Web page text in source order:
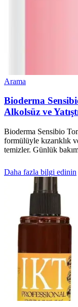
Arama
Bioderma
Alkolsüz ve
Bioderma Sensibio
formülüyle kızarıklık
temizler. Günlük
Daha fazla bilgi edinin